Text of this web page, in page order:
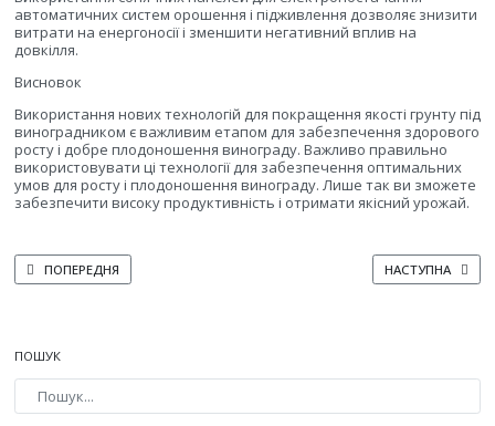
автоматичних систем орошення і підживлення дозволяє знизити
витрати на енергоносії і зменшити негативний вплив на
довкілля.
Висновок
Використання нових технологій для покращення якості грунту під
виноградником є важливим етапом для забезпечення здорового
росту і добре плодоношення винограду. Важливо правильно
використовувати ці технології для забезпечення оптимальних
умов для росту і плодоношення винограду. Лише так ви зможете
забезпечити високу продуктивність і отримати якісний урожай.
ПОПЕРЕДНЯ СТАТТЯ: ЯК ПРАВИЛЬНО ПІДБИРАТИ СОРТИ ВИНОГРАДУ ДЛЯ
ПОПЕРЕДНЯ НАСТУПНА
НАСТУПНА
ПОШУК